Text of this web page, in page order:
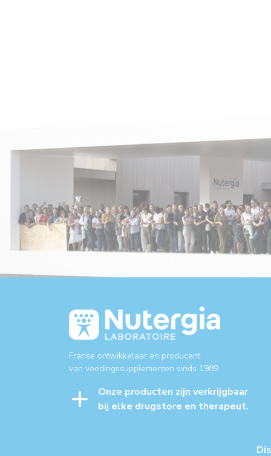
Franse ontwikkelaar en producent
van voedingssupplementen sinds 1989
Onze producten zijn verkrijgbaar
bij elke drugstore en therapeut.